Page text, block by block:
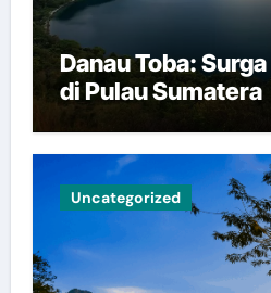
Danau Toba:
di Pulau Sumatera
Uncategorized